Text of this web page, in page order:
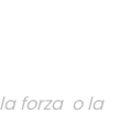
forza o la